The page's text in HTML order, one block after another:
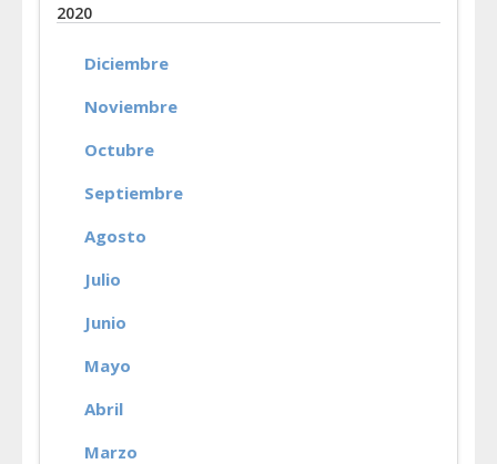
2020
Diciembre
Noviembre
Octubre
Septiembre
Agosto
Julio
Junio
Mayo
Abril
Marzo